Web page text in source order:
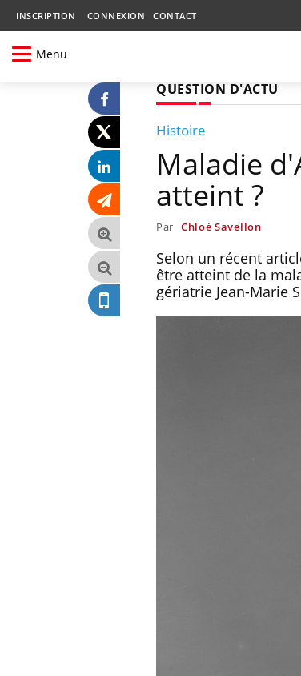
INSCRIPTION CONNEXION CONTACT
Menu
QUESTION D'ACTU
Histoire
Maladie
atteint ?
Par Chloé Savellon
Selon un récent
être atteint de la
gériatrie Jean-Marie